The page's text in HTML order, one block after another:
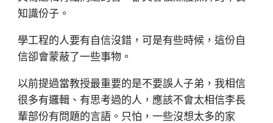
知識份子。
學工程的人要有自信沒錯，可是有些時候，這份自
信卻會蒙蔽了一些事物。
以前提過當教授最重要的是不要誤人子弟，我相信
很多有邏輯、有思考過的人，應該不會太相信李長
輩部份有問題的言語。只怕，一些沒想太多的家